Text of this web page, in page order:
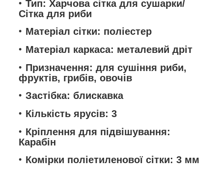
Тип: Харчова сітка для сушарки/
Сітка для риби
Матеріал сітки: поліестер
Матеріал каркаса: металевий дріт
Призначення: для сушіння риби,
фруктів, грибів, овочів
Застібка: блискавка
Кількість ярусів: 3
Кріплення для підвішування:
Карабін
Комірки поліетиленової сітки: 3 мм